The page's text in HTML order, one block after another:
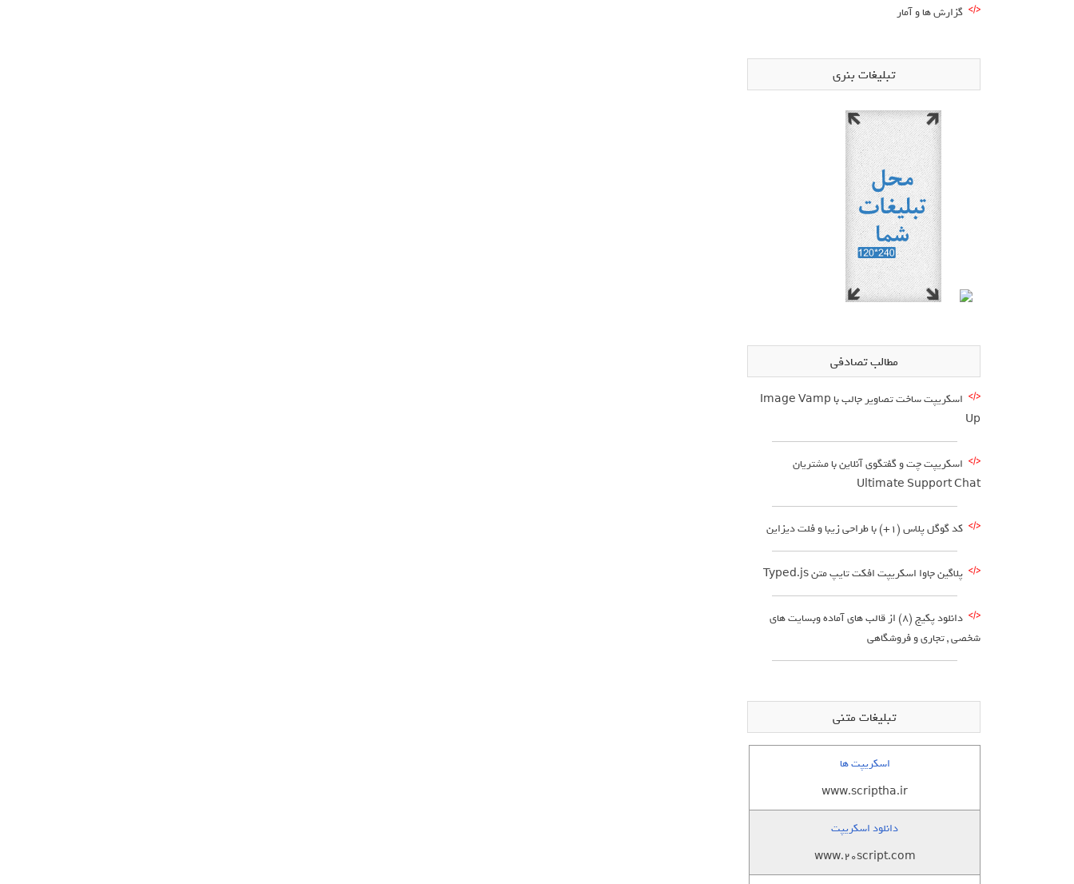
گزارش ها و آمار
تبلیغات بنری
مطالب تصادفی
اسکریپت ساخت تصاویر جالب با Image Vamp
Up
اسکریپت چت و گفتگوی آنلاین با مشتریان
Ultimate Support Chat
کد گوگل پلاس (1+) با طراحی زیبا و فلت دیزاین
پلاگین جاوا اسکریپت افکت تایپ متن Typed.js
دانلود پکیج (8) از قالب های آماده وبسایت های
شخصی , تجاری و فروشگاهی
تبلیغات متنی
اسکریپت ها
www.scriptha.ir
دانلود اسکریپت
www.20script.com